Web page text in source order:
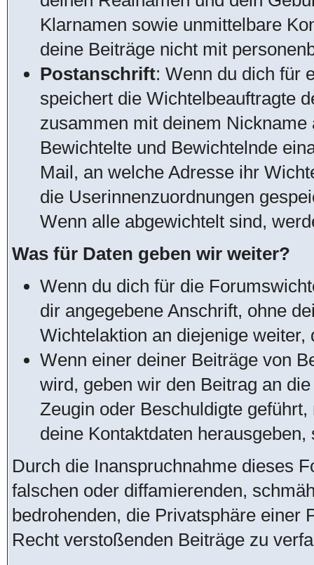
Klarnamen sowie unmittelbare
deine Beiträge nicht mit
Postanschrift: Wenn du dich für
speichert die Wichtelbeauftragte
zusammen mit deinem
Bewichtelte und Bewichtelnde
Mail, an welche Adresse ihr
die Userinnenzuordnungen
Wenn alle abgewichtelt sind,
Was für Daten geben wir weiter?
Wenn du dich für die
dir angegebene Anschrift, ohne
Wichtelaktion an diejenige weiter,
Wenn einer deiner Beiträge von
wird, geben wir den Beitrag an
Zeugin oder Beschuldigte
deine Kontaktdaten
Durch die Inanspruchnahme dieses
falschen oder diffamierenden,
bedrohenden, die Privatsphäre einer
Recht verstoßenden Beiträge zu